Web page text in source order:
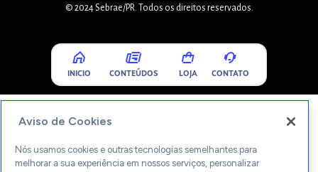
© 2024 Sebrae/PR. Todos os direitos reservados.
INICIO CONTEÚDOS LOJA CONTATO
Aviso de Cookies
Nós usamos cookies e outras tecnologias semelhantes para
melhorar a sua experiência em nossos serviços, personalizar